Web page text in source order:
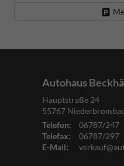
Autohaus
Hauptstraße 24
55767
Telefon:
06787/247
Telefax:
06787/297
E-Mail: